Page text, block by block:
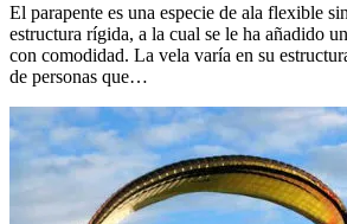
El parapente es una especie de ala flexible
estructura rígida, a la cual se le ha añadido
con comodidad. La vela varía en su
de personas que…